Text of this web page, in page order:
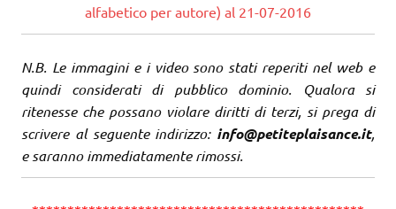
alfabetico per autore) al 21-07-2016
N.B. Le immagini e i video sono stati reperiti nel web e
quindi considerati di pubblico dominio. Qualora si
ritenesse che possano violare diritti di terzi, si prega di
scrivere al seguente indirizzo: info@petiteplaisance.it,
e saranno immediatamente rimossi.